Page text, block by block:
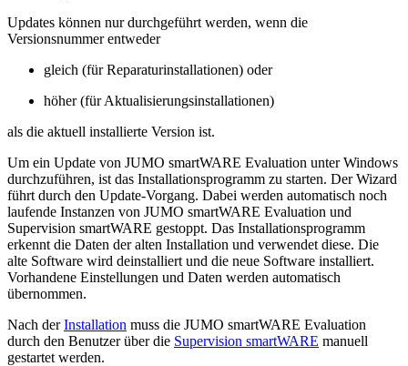
Updates können nur durchgeführt werden, wenn die
Versionsnummer entweder
gleich (für Reparaturinstallationen) oder
höher (für Aktualisierungsinstallationen)
als die aktuell installierte Version ist.
Um ein Update von JUMO smartWARE Evaluation unter Windows
durchzuführen, ist das Installationsprogramm zu starten. Der Wizard
führt durch den Update-Vorgang. Dabei werden automatisch noch
laufende Instanzen von JUMO smartWARE Evaluation und
Supervision smartWARE gestoppt. Das Installationsprogramm
erkennt die Daten der alten Installation und verwendet diese. Die
alte Software wird deinstalliert und die neue Software installiert.
Vorhandene Einstellungen und Daten werden automatisch
übernommen.
Nach derInstallation muss die JUMO smartWARE Evaluation
durch den Benutzer über die Supervision smartWARE manuell
gestartet werden.